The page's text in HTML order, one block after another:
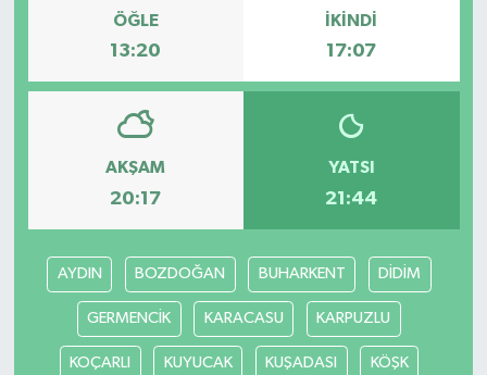
ÖĞLE
13:20
İKINDI
17:07
AKŞAM
20:17
YATSI
21:44
AYDIN BOZDOĞAN BUHARKENT DİDİM
GERMENCİK KARACASU KARPUZLU
KOÇARLI KUYUCAK KUŞADASI KÖŞK
POLİTİKA
REKLAM
SAĞLIK
SİYASET
TARİH
TEKNOLOJİ